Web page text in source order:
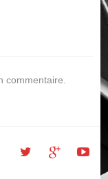
commentaire.